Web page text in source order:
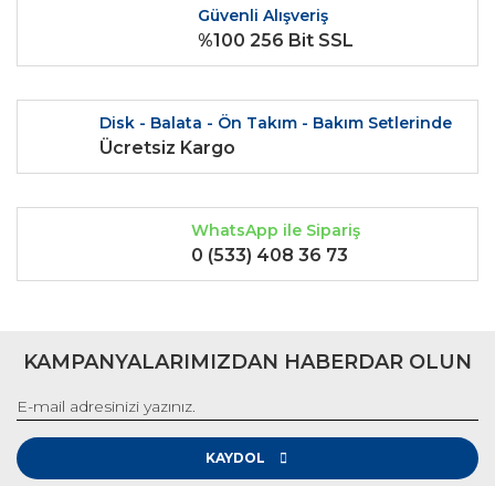
Gönder
Güvenli Alışveriş
%100 256 Bit SSL
Disk - Balata - Ön Takım - Bakım Setlerinde
Ücretsiz Kargo
WhatsApp ile Sipariş
0 (533) 408 36 73
KAMPANYALARIMIZDAN HABERDAR OLUN
KAYDOL